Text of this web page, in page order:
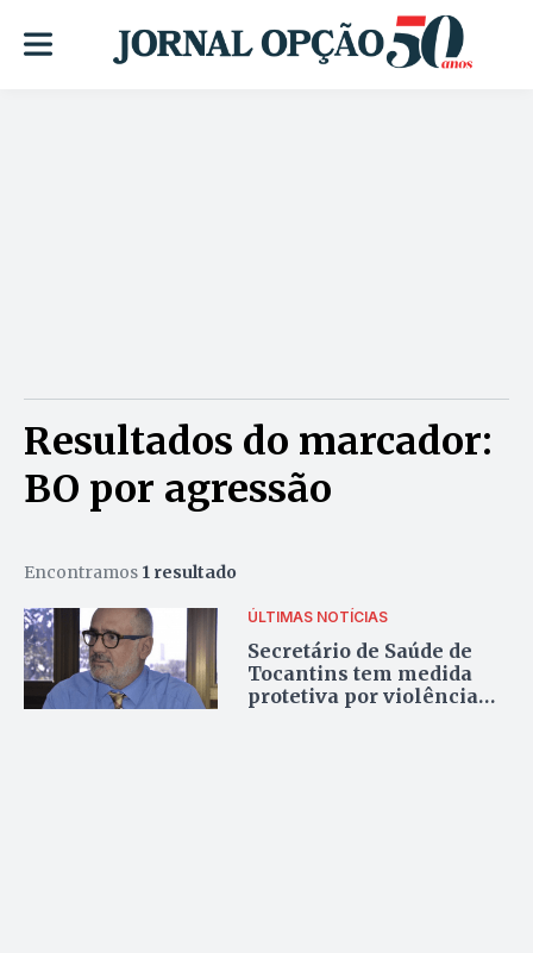
Resultados do marcador:
BO por agressão
Encontramos 1 resultado
ÚLTIMAS NOTÍCIAS
Secretário de Saúde de
Tocantins tem medida
protetiva por violência